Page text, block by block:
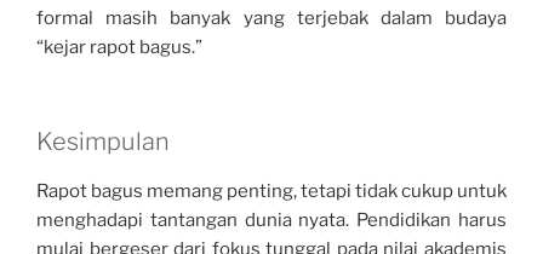
formal masih banyak yang terjebak dalam budaya
“kejar rapot bagus.”
Kesimpulan
Rapot bagus memang penting, tetapi tidak cukup untuk
menghadapi tantangan dunia nyata. Pendidikan harus
mulai bergeser dari fokus tunggal pada nilai akademis